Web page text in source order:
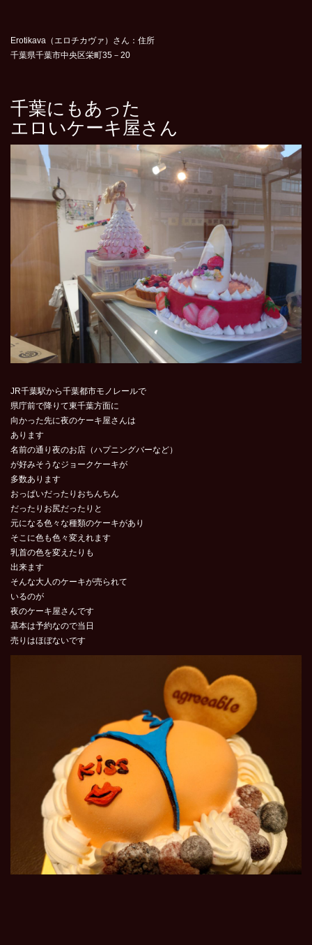
Erotikava（エロチカヴァ）さん：住所
千葉県千葉市中央区栄町35－20
千葉にもあった
エロいケーキ屋さん
JR千葉駅から千葉都市モノレールで
県庁前で降りて東千葉方面に
向かった先に夜のケーキ屋さんは
あります
名前の通り夜のお店（ハプニングバーなど）
が好みそうなジョークケーキが
多数あります
おっぱいだったりおちんちん
だったりお尻だったりと
元になる色々な種類のケーキがあり
そこに色も色々変えれます
乳首の色を変えたりも
出来ます
そんな大人のケーキが売られて
いるのが
夜のケーキ屋さんです
基本は予約なので当日
売りはほぼないです